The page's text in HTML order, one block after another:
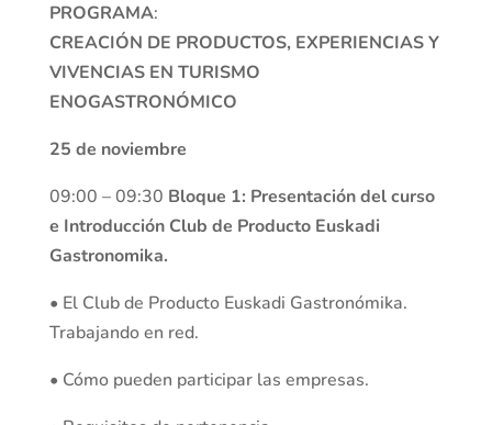
PROGRAMA:
CREACIÓN DE PRODUCTOS, EXPERIENCIAS Y
VIVENCIAS EN TURISMO
ENOGASTRONÓMICO
25 de noviembre
09:00 – 09:30 Bloque 1: Presentación del curso
e Introducción Club de Producto Euskadi
Gastronomika.
• El Club de Producto Euskadi Gastronómika.
Trabajando en red.
• Cómo pueden participar las empresas.